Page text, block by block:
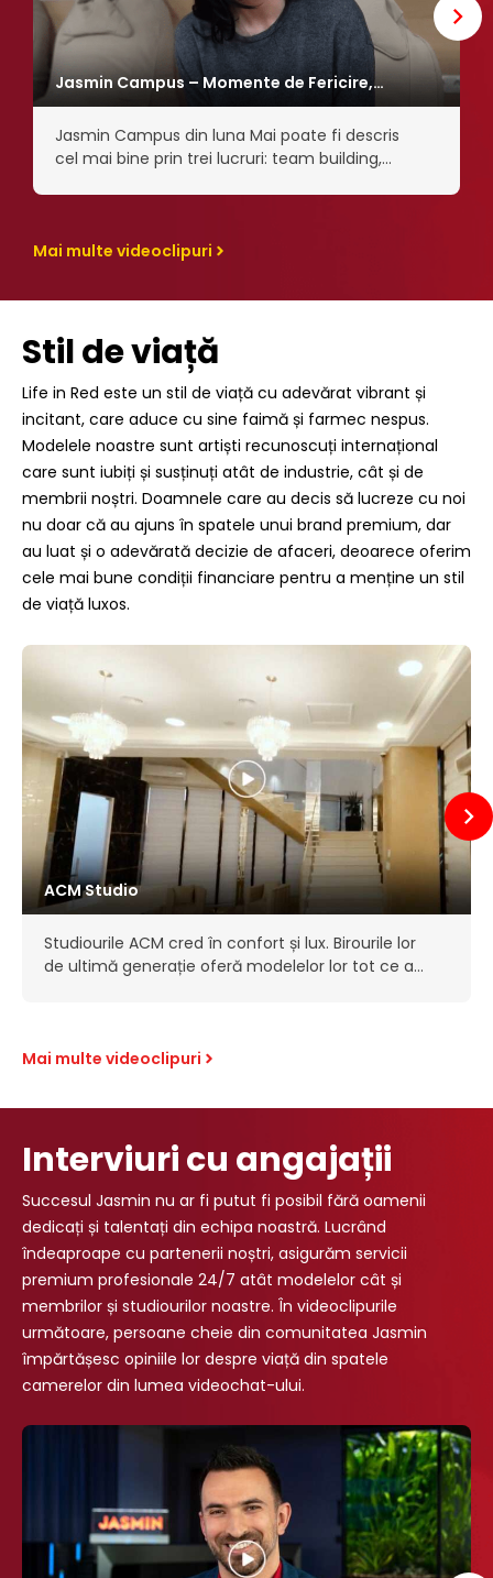
Jasmin Campus – Momente de Fericire,
Jasmin Campus din luna Mai poate fi descris
cel mai bine prin trei lucruri: team building,
Mai multe videoclipuri
Stil de viață
Life in Red este un stil de viață cu adevărat vibrant și
incitant, care aduce cu sine faimă și farmec nespus.
Modelele noastre sunt artiști recunoscuți internațional
care sunt iubiți și susținuți atât de industrie, cât și de
membrii noștri. Doamnele care au decis să lucreze cu noi
nu doar că au ajuns în spatele unui brand premium, dar
au luat și o adevărată decizie de afaceri, deoarece oferim
cele mai bune condiții financiare pentru a menține un stil
de viață luxos.
ACM Studio
Studiourile ACM cred în confort și lux. Birourile lor
de ultimă generație oferă modelelor lor tot ce au
Mai multe videoclipuri
Interviuri cu angajații
Succesul Jasmin nu ar fi putut fi posibil fără oamenii
dedicați și talentați din echipa noastră. Lucrând
îndeaproape cu partenerii noștri, asigurăm servicii
premium profesionale 24/7 atât modelelor cât și
membrilor și studiourilor noastre. În videoclipurile
următoare, persoane cheie din comunitatea Jasmin
împărtășesc opiniile lor despre viață din spatele
camerelor din lumea videochat-ului.